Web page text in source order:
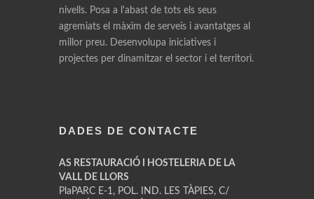
nivells. Posa a l'abast de tots els seus
agremiats el màxim de serveis i avantatges al
millor preu. Desenvolupa iniciatives i
projectes per dinamitzar el sector i el territori.
DADES DE CONTACTE
AS RESTAURACIÓ I HOSTELERIA DE LA
VALL DE LLORS
PlaPARC E-1, POL. IND. LES TÀPIES, C/